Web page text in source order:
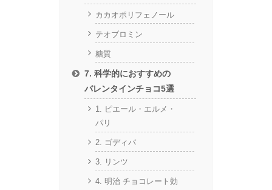
カカオポリフェノール
テオブロミン
糖質
7. 科学的におすすめの
バレンタインチョコ5選
1. ピエール・エルメ・
パリ
2. ゴディバ
3. リンツ
4. 明治 チョコレート効